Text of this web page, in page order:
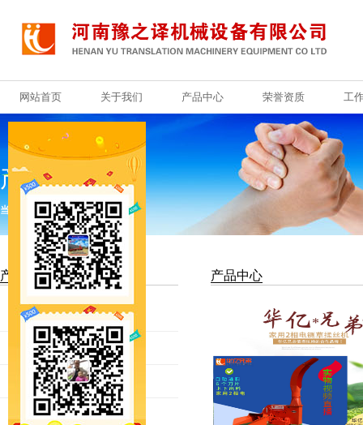
网站首页 关于我们 产品中心 荣誉资质
荣誉资质
工
产品中心
当前位置： 首页 > 产品中心
产品中心
产品分类
铡草机
秸秆铡草机
青贮铡草机
牛羊铡草机